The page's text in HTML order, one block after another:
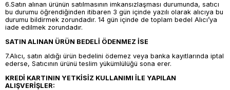
6.Satın alınan ürünün satılmasının imkansızlaşması durumunda, satıcı
bu durumu öğrendiğinden itibaren 3 gün içinde yazılı olarak alıcıya bu
durumu bildirmek zorundadır. 14 gün içinde de toplam bedel Alıcı’ya
iade edilmek zorundadır.
SATIN ALINAN ÜRÜN BEDELİ ÖDENMEZ İSE
7.Alıcı, satın aldığı ürün bedelini ödemez veya banka kayıtlarında iptal
ederse, Satıcının ürünü teslim yükümlülüğü sona erer.
KREDİ KARTININ YETKİSİZ KULLANIMI İLE YAPILAN
ALIŞVERİŞLER: